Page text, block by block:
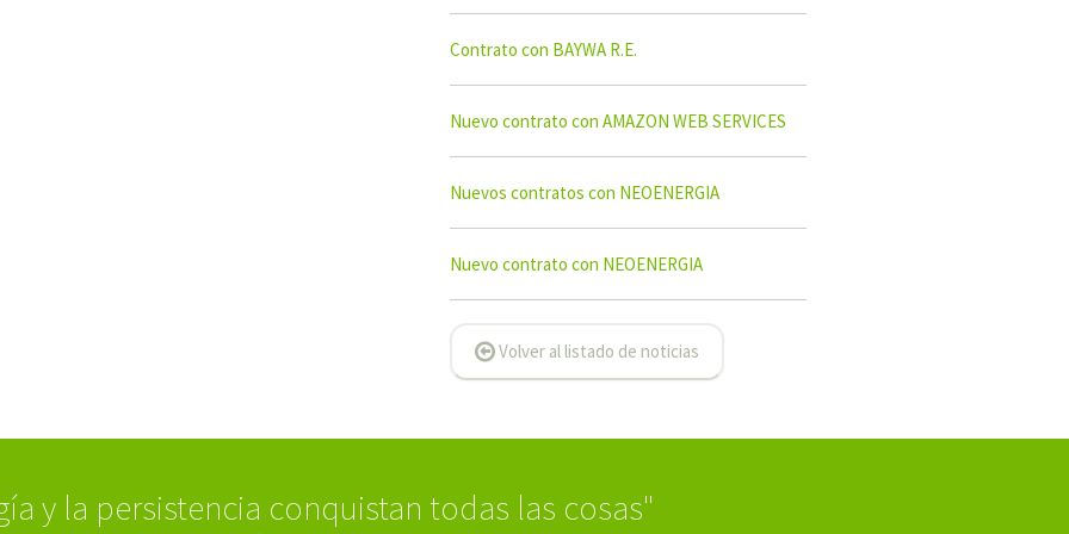
Contrato con BAYWA R.E.
Nuevo contrato con AMAZON WEB SERVICES
Nuevos contratos con NEOENERGIA
Nuevo contrato con NEOENERGIA
Volver al listado de noticias
y la persistencia conquistan todas las cosas"